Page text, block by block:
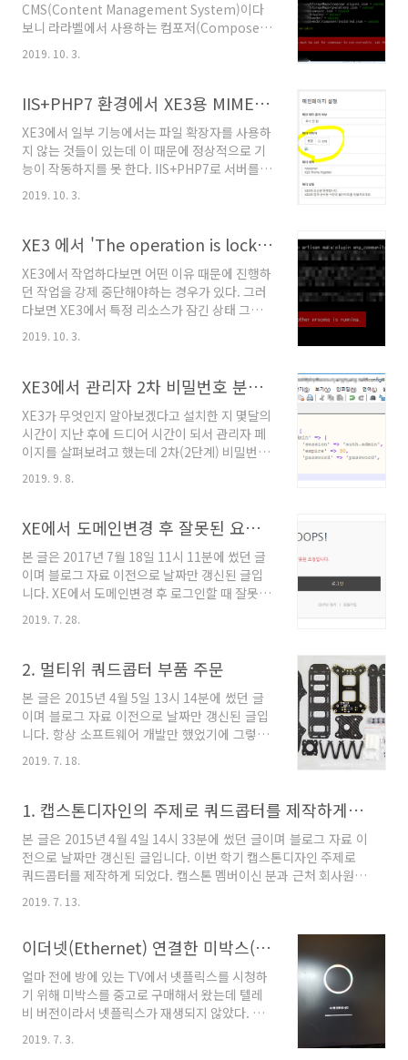
레임은 이더넷 네트워크에서 전송 속도를 높이기
위해 데이터 프레임(MTU) 크기를 늘려서 통신하
는 것을 말한다. 표준상(RFC 894) 데이터 프레
보프레임은 비표준 기술이므로 업체별로 자체표
준이 있..
CMS(Content Management System)이다
보니 라라벨에서 사용하는 컴포저(Composer)
라는 의존성 관리 툴을 활용하고 있다. 이 툴을 활
용해서 플러그인과 같은 것들을 생성할 수 있다
를 설정하지 않아서 'COMPOSER_HOME
composer to run correctly.'라고 에러가 났
었다. XE3의 경우 컴포저를 내장하고 있으므로
XE3 내에서 컴포저 관련 파일들이 저장될 공간을
만들고 그 경로를 XE3 관리자 페이지에서 설정하
2019. 10. 3.
IIS+PHP7 환경에서 XE3용 MIME 설정하기
XE3에서 일부 기능에서는 파일 확장자를 사용하
지 않는 것들이 있는데 이 때문에 정상적으로 기
능이 작동하지를 못 한다. IIS+PHP7로 서버를 구
성하였다면 MIME(Multipurpose Internet
Mail Extensions) 설정을 별도로 해줘야 한다.
서버의 기본 설정으로는 서버가 파일을 보내주지
않으므로 저렇게 해당 주소에 이미지가 없다고
대체 이미지가 뜬다. 실제 경로에 가보면 이렇게
파일이 있다. 윈도우 이미지 뷰어로 열어보면 잘
보인다. 확장자 없는 파일도 전송되도록 MIME를
수정해줘야 한다. IIS(인터넷 정보 서비스) 관리
럼 '..
2019. 10. 3.
XE3 에서 'The operation is locked.' 경고 해결하는 법
XE3에서 작업하다보면 어떤 이유 때문에 진행하
던 작업을 강제 중단해야하는 경우가 있다. 그러
다보면 XE3에서 특정 리소스가 잠긴 상태 그대로
남게 되고 이 때문에 'The operation is
locked. Make sure that another process
해결하는 방법은 간단하다. XE3가 설치된 경로
의 /storage/app/operations.json 파일을
열어서 해당 작업이 잠긴 것을 해제해주면 된다.
"lock": true, 되어 있는 것을 "lock": false, 로
바꾸면 된다.
2019. 10. 3.
XE3에서 관리자 2차 비밀번호 분실시 확인하는 법
XE3가 무엇인지 알아보겠다고 설치한 지 몇달의
시간이 지난 후에 드디어 시간이 되서 관리자 페
이지를 살펴보려고 했는데 2차(2단계) 비밀번호
잊어버려서 찾는다고 시간을 좀 버렸다. 비밀번
일에 저장되어 있었다. 2차 비밀번호 파일 경로 :
{XE3가 설치된 경
로}/config/production/auth.php
'password'에 들어가는 문자열 값이 현재 2차
비밀번호이다. 저 부분을 확인해서 그대로 쓰거
나 변경하고 싶으면 변경하면 된다. 기존 비밀번
2019. 9. 8.
XE에서 도메인변경 후 잘못된 요청입니다가 뜰 때
본 글은 2017년 7월 18일 11시 11분에 썼던 글
이며 블로그 자료 이전으로 날짜만 갱신된 글입
니다. XE에서 도메인변경 후 로그인할 때 잘못된
겠지만 보통 다음과 같은 행동을 취하면 해결된
\files\config\db.config.php 파일을 열어서
'default_url' =>
'http://www.xpressengine.com/' 이 부분
을 확인한 후 지정된 기본 주소로 접속하여 로그
인을 시도하면 된다. 크롬에서는 위와 같이 설정-
>인터넷사용기록삭제 에 가면 캐시와 쿠키를 삭
2019. 7. 28.
2. 멀티위 쿼드콥터 부품 주문
본 글은 2015년 4월 5일 13시 14분에 썼던 글
이며 블로그 자료 이전으로 날짜만 갱신된 글입
니다. 항상 소프트웨어 개발만 했었기에 그렇
게 많은 부품이 필요없었다. 하지만 이번에는 하
드웨어도 다루기 때문에 내가 역대 진행했던 프
은 프로젝트가 될 것 같다. 지난 번에 언급한 주
어와 실시간 영상 송수신을 통
한 FPV(First Person View) 레이싱을 개발
할 수 있도록 재료를 주문하였다.
1. Argonaut AQ320 premiere FPV kit - 320 미
의 BEC 구입이 필요없
다. BEC(Battery Elim..
2019. 7. 18.
1. 캡스톤디자인의 주제로 쿼드콥터를 제작하게 되었다.
본 글은 2015년 4월 4일 14시 33분에 썼던 글이며 블로그 자료 이
전으로 날짜만 갱신된 글입니다. 이번 학기 캡스톤디자인 주제로
쿼드콥터를 제작하게 되었다. 캡스톤 멤버이신 분과 근처 회사원이
신 형님, 다른 프로젝트 건으로 합류하신 형님으로 총 4명이서 개발
한다. 기왕하는 김에 진행과정과 코드 전체를 문서로 작성하여 온
라인에 공개하고 작성한 문서는 모아서 전자책까지 쓰는 것을 목표
로한다. 저작권은 우리에게 있지만 모든 것은 무료로 배포된다. 쿼
드콥터는 한 가지 또는 두 가지 방향으로 개발이 될 것 같다. 1. 블루
투스와 좌표를 이용한 쿼드콥터 자동제어사업단간의 이해관계 문
제로 정해져 있는 주제다. 스마트폰에서 쿼드콥터를 블루투스 통신
으로 제어한다는 것인데 실유효거리가 10m 밖에 안 되기 때문에 ..
2019. 7. 13.
이더넷(Ethernet) 연결한 미박스(Mi Box)를 텔레비 오레오 롬에서 글로벌 오레오 롬으로 변경하기
얼마 전에 방에 있는 TV에서 넷플릭스를 시청하
기 위해 미박스를 중고로 구매해서 왔는데 텔레
비 버전이라서 넷플릭스가 재생되지 않았다. 넷
플릭스를 지원하지 않는 기기라는 메시지가 뜨고
있던 와중 이것 저것 누르다보니 미박스 화면에
2019. 7. 3.